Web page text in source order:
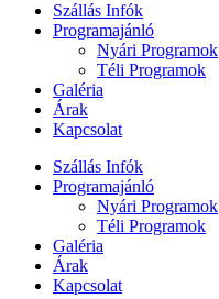
Szállás Infók
Programajánló
Nyári Programok
Téli Programok
Galéria
Árak
Kapcsolat
Szállás Infók
Programajánló
Nyári Programok
Téli Programok
Galéria
Árak
Kapcsolat